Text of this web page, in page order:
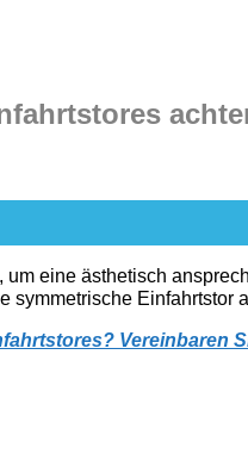
eine ästhetisch
Einfahrtstor